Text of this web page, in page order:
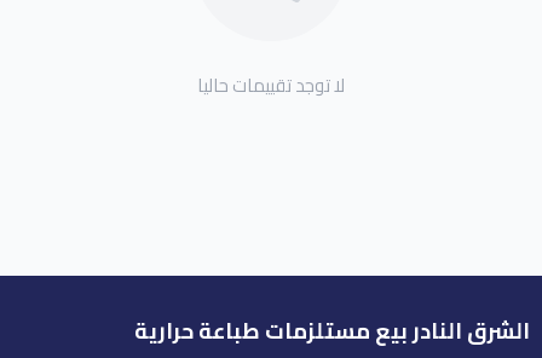
لا توجد تقييمات حاليا
الشرق النادر بيع مستلزمات طباعة حرارية